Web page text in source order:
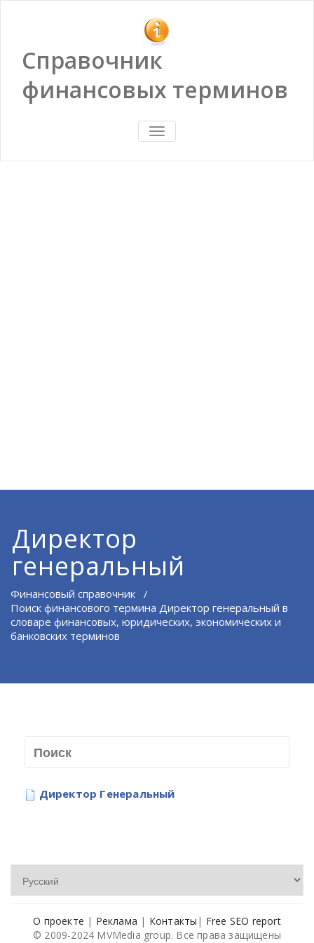
Справочник
финансовых терминов
ПОКАЗАТЬ/
СКРЫТЬ
Директор
генеральный
Финансовый справочник /
Поиск финансового термина Директор генеральный в
словаре финансовых, юридических, экономических и
банковских терминов
Директор Генеральный
О проекте | Реклама | Контакты | Free SEO report
© 2009-2024 MVMedia group. Все права защищены